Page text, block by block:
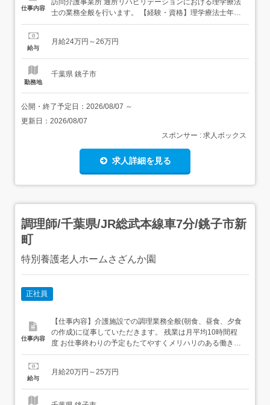
仕事内容
訪問介護事業所 通所リハビリテーションにおける理学療法
士の業務全般を行います。 【経験・資格】理学療法士年齢
不問 【給与】月給240,000～260,000円賞与:年2回(4ヶ月)
1044-746 【市区町村】銚子市 【都道府県】千葉県 【最寄
給与
月給24万円～26万円
勤務地
千葉県 銚子市
公開・終了予定日： 2026/08/07 ～
更新日： 2026/08/07
スポンサー : 求人ボックス
求人詳細を見る
調理師/千葉県/JR総武本線車7分/銚子市新
町
特別養護老人ホームさざんか園
正社員
仕事内容
【仕事内容】介護施設での調理業務全般(朝食、昼食、夕食
の作成)に従事していただきます。 残業は月平均10時間程
度 お仕事終わりの予定もたてやすくメリハリのある働き方
が可能です! マイカー通勤OK!無料駐車場もあり、雨の日も
～25万円 給与は年齢・経験・能力を考慮のうえ規定により
給与
月給20万円～25万円